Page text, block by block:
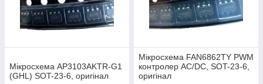
Мікросхема AP3103AKTR-G1
(GHL) SOT-23-6, оригінал
Мікросхема FAN6862TY PWM
контролер AC/DC, SOT-23-6,
оригінал